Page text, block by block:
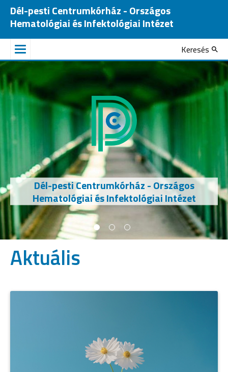
Dél-pesti Centrumkórház - Országos
Hematológiai és Infektológiai Intézet
Keresés
Dél-pesti Centrumkórház - Országos
Hematológiai és Infektológiai Intézet
Aktuális